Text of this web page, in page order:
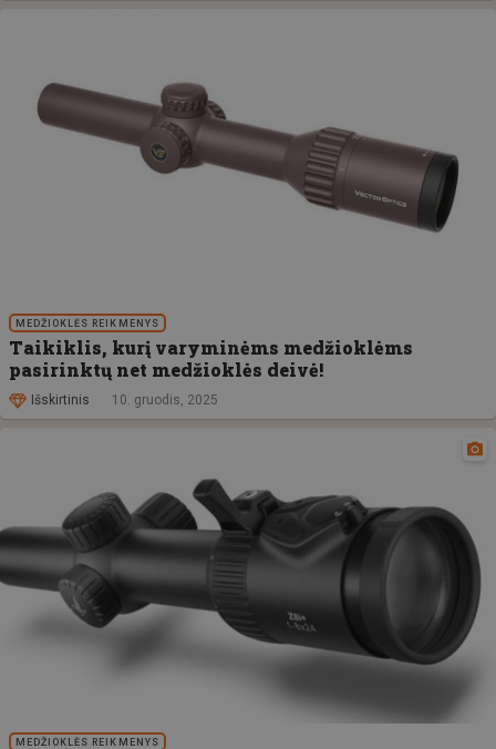
MEDŽIOKLĖS REIKMENYS
Taikiklis, kurį varyminėms medžioklėms
pasirinktų net medžioklės deivė!
Išskirtinis 10. gruodis, 2025
MEDŽIOKLĖS REIKMENYS